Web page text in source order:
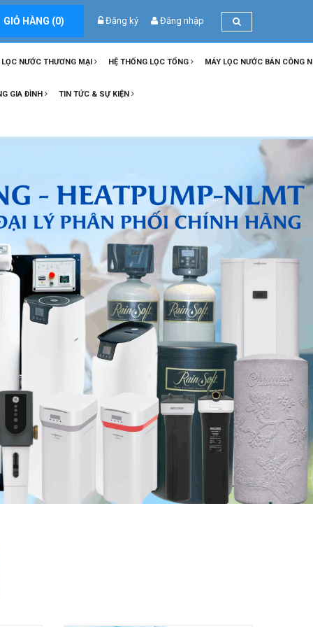
Đăng ký Đăng nhập
GIỎ HÀNG (0)
LỌC NƯỚC THƯƠNG MẠI HỆ THỐNG LỌC TỔNG MÁY LỌC NƯỚC BÁN CÔNG
GIA ĐÌNH TIN TỨC & SỰ KIỆN